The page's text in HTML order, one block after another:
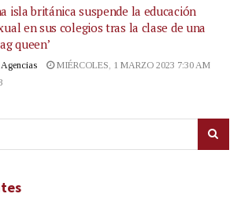
isla británica suspende la educación
en sus colegios tras la clase de una
queen’
Agencias
MIÉRCOLES, 1 MARZO 2023 7:30 AM